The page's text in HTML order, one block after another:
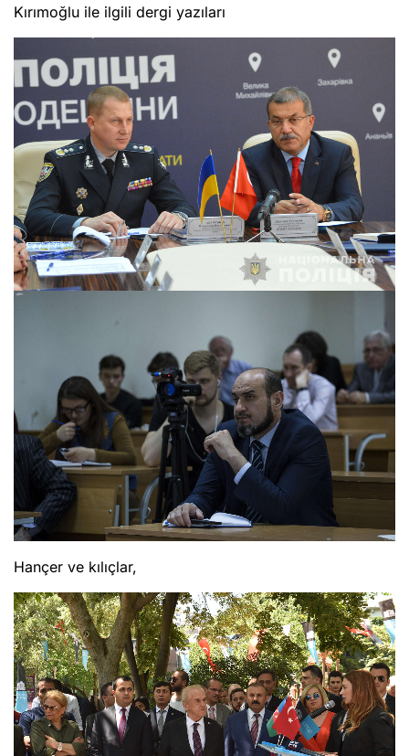
Kırımoğlu ile ilgili dergi yazıları
Hançer ve kılıçlar,